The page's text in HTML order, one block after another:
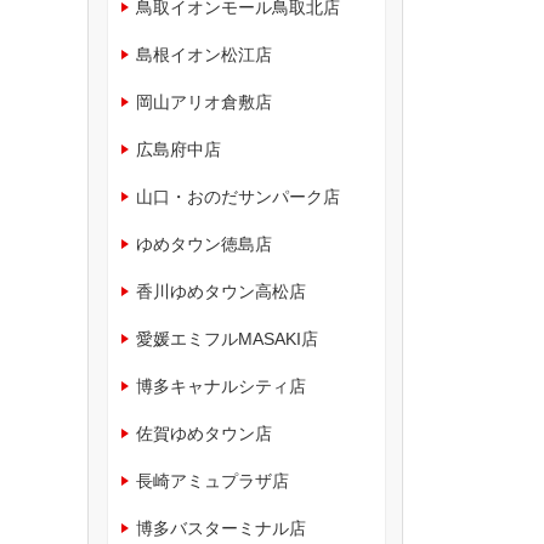
鳥取イオンモール鳥取北店
島根イオン松江店
岡山アリオ倉敷店
広島府中店
山口・おのだサンパーク店
ゆめタウン徳島店
香川ゆめタウン高松店
愛媛エミフルMASAKI店
博多キャナルシティ店
佐賀ゆめタウン店
長崎アミュプラザ店
博多バスターミナル店